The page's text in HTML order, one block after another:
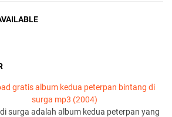
gratis album kedua peterpan bintang di
surga mp3 (2004)
surga adalah album kedua peterpan yang